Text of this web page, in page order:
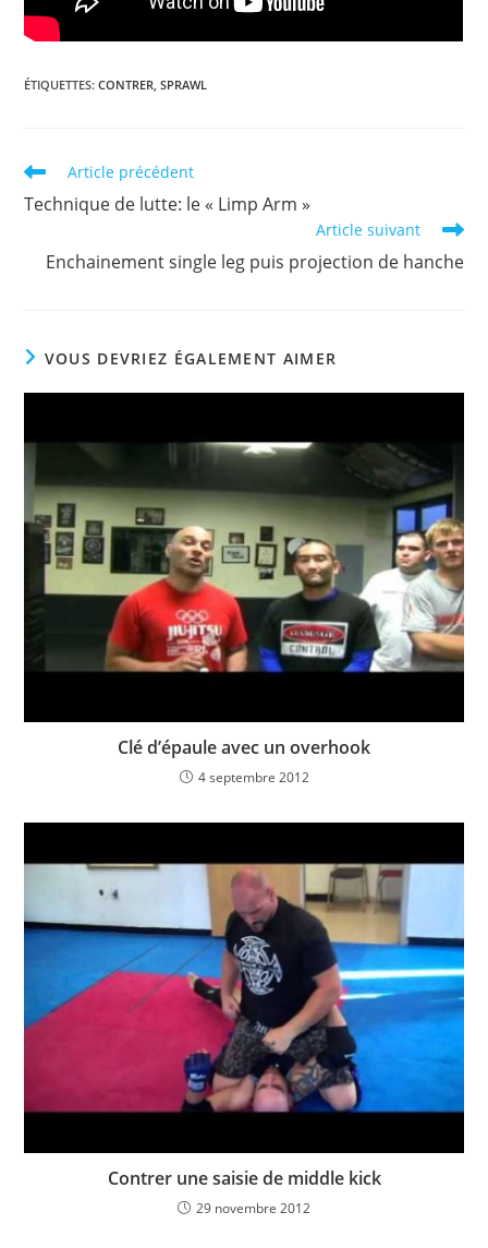
ÉTIQUETTES:CONTRER SPRAWL
Read
articles
Article précédent
Technique de lutte: le « Limp Arm »
Article suivant
Enchainement single leg puis projection de hanche
VOUS DEVRIEZ ÉGALEMENT AIMER
Clé d’épaule avec un overhook
4 septembre 2012
Contrer une saisie de middle kick
29 novembre 2012